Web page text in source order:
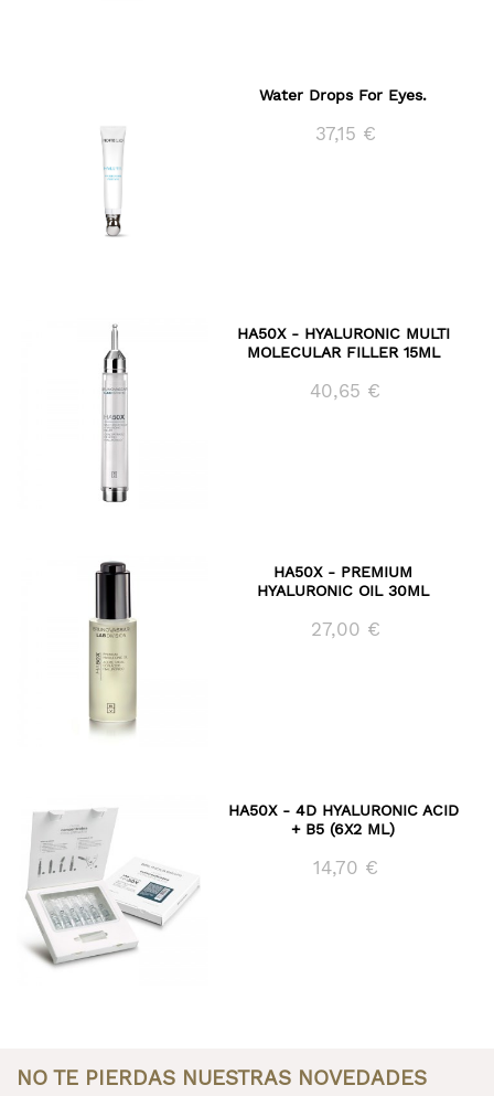
Water Drops For Eyes.
37,15 €
HA50X - HYALURONIC MULTI
MOLECULAR FILLER 15ML
40,65 €
HA50X - PREMIUM
HYALURONIC OIL 30ML
27,00 €
HA50X - 4D HYALURONIC ACID
+ B5 (6X2 ML)
14,70 €
NO TE PIERDAS NUESTRAS NOVEDADES